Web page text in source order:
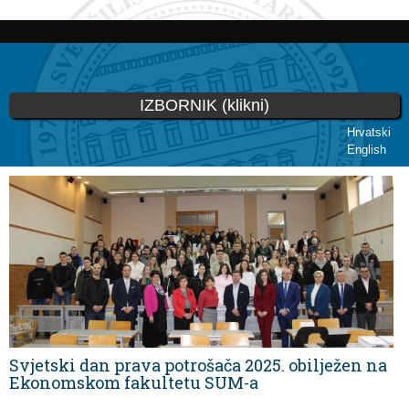
Skoči
glavni
sadržaj
Hrvatski
English
IZBORNIK (klikni)
Vi ste ovdje
Svjetski dan prava potrošača 2025. obilježen na
Ekonomskom fakultetu SUM-a